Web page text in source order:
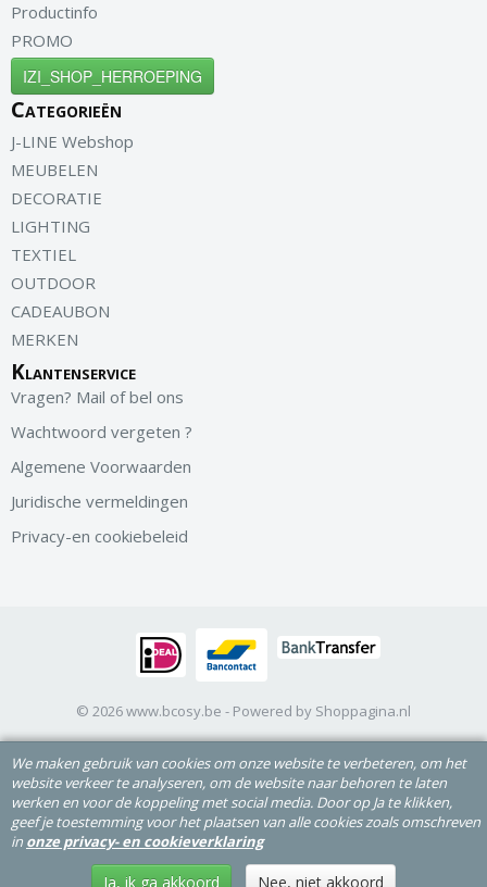
Productinfo
PROMO
IZI_SHOP_HERROEPING
Categorieën
J-LINE Webshop
MEUBELEN
DECORATIE
LIGHTING
TEXTIEL
OUTDOOR
CADEAUBON
MERKEN
Klantenservice
Vragen? Mail of bel ons
Wachtwoord vergeten ?
Algemene Voorwaarden
Juridische vermeldingen
Privacy-en cookiebeleid
© 2026 www.bcosy.be - Powered by Shoppagina.nl
We maken gebruik van cookies om onze website te verbeteren, om het
website verkeer te analyseren, om de website naar behoren te laten
werken en voor de koppeling met social media. Door op Ja te klikken,
geef je toestemming voor het plaatsen van alle cookies zoals omschreven
in onze privacy- en cookieverklaring
Ja, ik ga akkoord Nee, niet akkoord